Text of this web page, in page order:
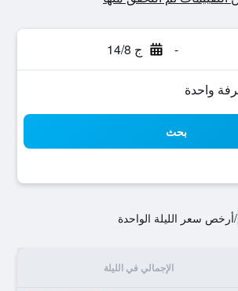
- ج 14/8
بحث
/أرخص سعر الليلة الواحدة
الإجمالي في الليلة